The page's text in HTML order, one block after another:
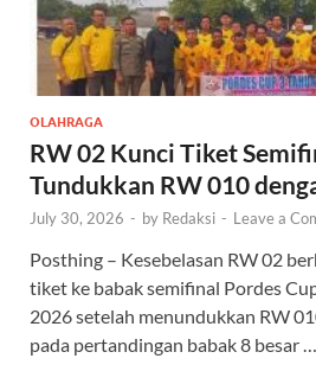
OLAHRAGA
RW 02 Kunci Tiket
Tundukkan RW 010
July 30, 2026 - by Redaksi - Leave a
Posthing – Kesebelasan RW 02
tiket ke babak semifinal Pordes
2026 setelah menundukkan RW
pada pertandingan babak 8 besar …